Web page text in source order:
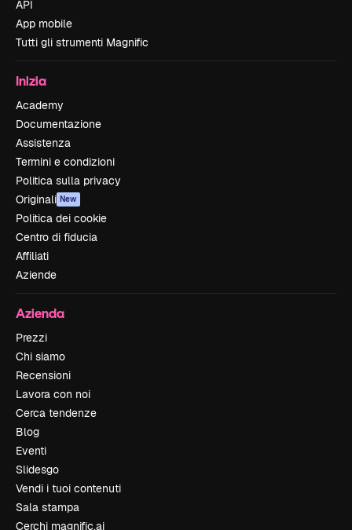
API
App mobile
Tutti gli strumenti Magnific
Inizia
Academy
Documentazione
Assistenza
Termini e condizioni
Politica sulla privacy
Originali New
Politica dei cookie
Centro di fiducia
Affiliati
Aziende
Azienda
Prezzi
Chi siamo
Recensioni
Lavora con noi
Cerca tendenze
Blog
Eventi
Slidesgo
Vendi i tuoi contenuti
Sala stampa
Cerchi magnific.ai